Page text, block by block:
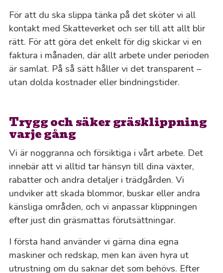
För att du ska slippa tänka på det sköter vi all
kontakt med Skatteverket och ser till att allt blir
rätt. För att göra det enkelt för dig skickar vi en
faktura i månaden, där allt arbete under perioden
är samlat. På så sätt håller vi det transparent –
utan dolda kostnader eller bindningstider.
Trygg och säker gräsklippning
varje gång
Vi är noggranna och försiktiga i vårt arbete. Det
innebär att vi alltid tar hänsyn till dina växter,
rabatter och andra detaljer i trädgården. Vi
undviker att skada blommor, buskar eller andra
känsliga områden, och vi anpassar klippningen
efter just din gräsmattas förutsättningar.
I första hand använder vi gärna dina egna
maskiner och redskap, men kan även hyra ut
utrustning om du saknar det som behövs. Efter